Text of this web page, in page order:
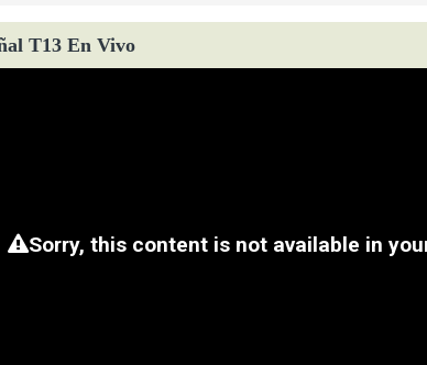
T13 En Vivo